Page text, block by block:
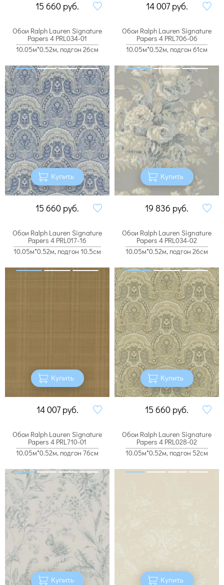
15 660 руб. 14 007 руб.
Обои Ralph Lauren Signature
Papers 4 PRL034-01
10.05м*0.52м, подгон 26см
Купить
15 660 руб.
Обои Ralph Lauren Signature
Papers 4 PRL706-06
10.05м*0.52м, подгон 61см
Купить
19 836 руб.
Обои Ralph Lauren Signature
Papers 4 PRL017-16
10.05м*0.52м, подгон 10.5см
Купить
14 007 руб.
Обои Ralph Lauren Signature
Papers 4 PRL034-02
10.05м*0.52м, подгон 26см
Купить
15 660 руб.
Обои Ralph Lauren Signature
Papers 4 PRL710-01
10.05м*0.52м, подгон 76см
Купить
Обои Ralph Lauren Signature
Papers 4 PRL028-02
10.05м*0.52м, подгон 52см
Купить